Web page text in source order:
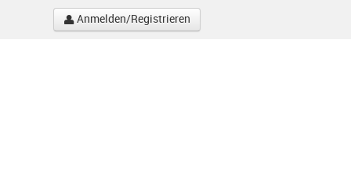
Anmelden/Registrieren